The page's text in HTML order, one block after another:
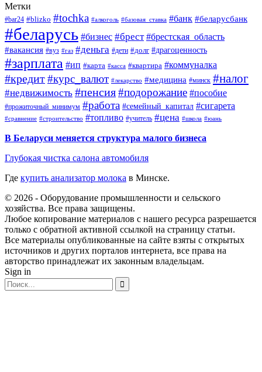
Метки
#bar24 #blizko #tochka #алкоголь #базовая_ставка #банк #беларусбанк
#беларусь #бизнес #брест #брестская_область
#вакансия #вуз #газ #деньга #дети #долг #драгоценность
#зарплата #ип #карта #касса #квартира #коммуналка
#кредит#курс_валют #лекарство #медицина #минск #налог
#недвижимость #пенсия#подорожание #пособие
#прожиточный_минимум #работа #семейный_капитал #сигарета
#сравнение #строительство #топливо #учитель #цена #школа #юань
В Беларуси меняется структура малого бизнеса
Глубокая чистка салона автомобиля
Где купить анализатор молока в Минске.
© 2026 - Оборудование промышленности и сельского
хозяйства. Все права защищены.
Любое копирование материалов с нашего ресурса разрешается
только с обратной активной ссылкой на страницу статьи.
Все материалы опубликованные на сайте взяты с открытых
источников и других порталов интернета, все права на
авторство принадлежат их законным владельцам.
Sign in